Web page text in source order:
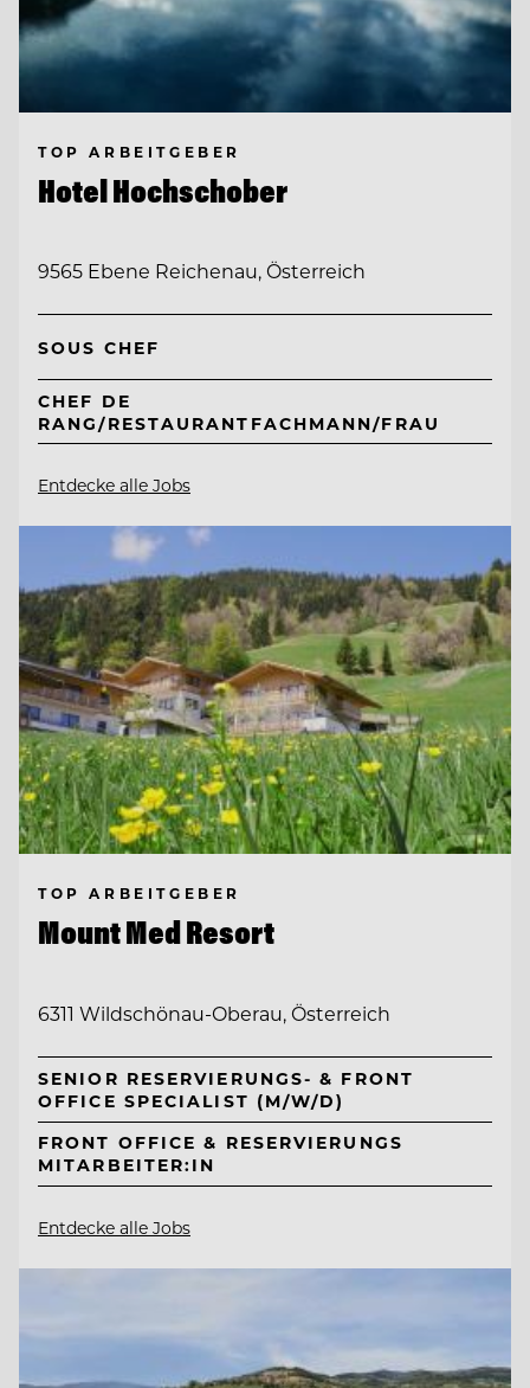
TOP ARBEITGEBER
Hotel Hochschober
9565 Ebene Reichenau, Österreich
SOUS CHEF
CHEF DE
RANG/RESTAURANTFACHMANN/FRAU
Entdecke alle Jobs
TOP ARBEITGEBER
Mount Med Resort
6311 Wildschönau-Oberau, Österreich
SENIOR RESERVIERUNGS- & FRONT
OFFICE SPECIALIST (M/W/D)
FRONT OFFICE & RESERVIERUNGS
MITARBEITER:IN
Entdecke alle Jobs